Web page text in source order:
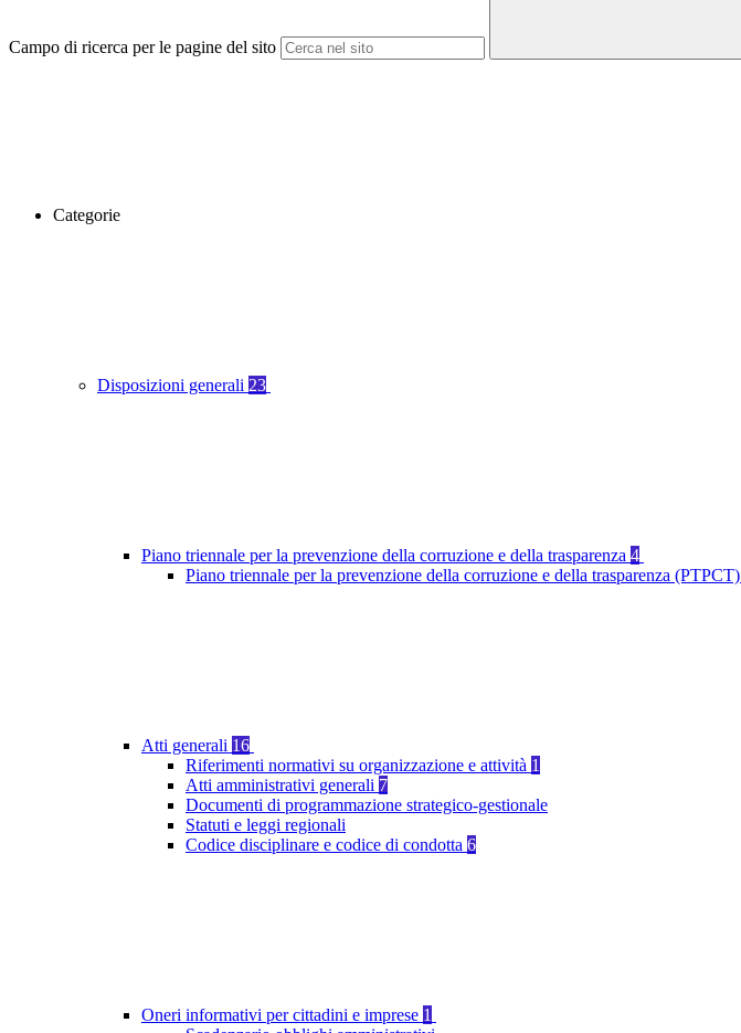
Campo di ricerca per le pagine del sito
Categorie
Disposizioni generali 23
Piano triennale per la prevenzione della corruzione e della trasparenza 4
Piano triennale per la prevenzione della corruzione e della trasparenza (PTPCT)
Atti generali 16
Riferimenti normativi su organizzazione e attività 1
Atti amministrativi generali 7
Documenti di programmazione strategico-gestionale
Statuti e leggi regionali
Codice disciplinare e codice di condotta 6
Oneri informativi per cittadini e imprese 1